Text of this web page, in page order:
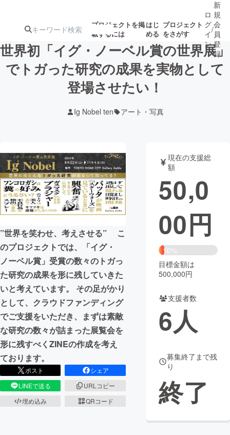
プロジェクトを掲
載するには
はじ
める
プロジェクト
をさがす
注目のリ 注目の新着プロ募集終了が近いプ
テクノロジー・ガジェット
映像・映画 書籍・雑誌
チャレンジ
まちづくり・地域活性化
CAMPFIRE for Social Good
CAMPFIRE Creation
CAMPFIREふるさと納税 machi-ya コミュニティ
ロ
グ
イ
ン
/
新
規
会
員
登
録
世界初「イグ・ノーベル賞の世界展」
でトガった研究の成果を実物として
登場させたい！
Ig Nobel ten アート・写真
”世界を笑わせ、考えさせる” こ
のプロジェクトでは、「イグ・
ノーベル賞」受賞の数々のトガっ
た研究の成果を形に残していきた
いと考えています。 その足がかり
として、クラウドファンディング
でご支援をいただき、まずは素敵
な研究の数々が詰まった展覧会を
形に残すべくZINEの作成を考え
ております。
ポスト
シェア
LINEで送る
URLコピー
埋め込み
QRコード
現在の支援総
額
50,0
00円
10%
目標金額は
500,000円
支援者数
6人
募集終了まで残
り
終了